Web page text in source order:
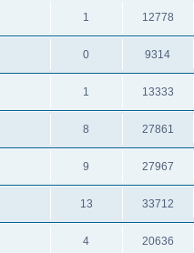
1 12778
0 9314
1 13333
8 27861
9 27967
13 33712
4 20636